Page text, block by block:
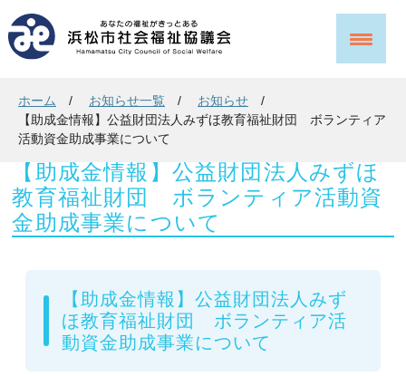
ホーム お知らせ一覧
お知らせ
【助成金情報】公益財団法人みずほ教育福祉財団 ボランティア
活動資金助成事業について
【助成金情報】公益財団法人みずほ
教育福祉財団 ボランティア活動資
金助成事業について
【助成金情報】公益財団法人みず
ほ教育福祉財団 ボランティア活
動資金助成事業について